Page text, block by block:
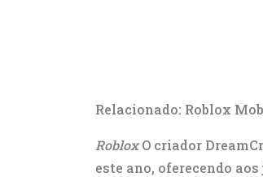
Relacionado: Roblox
RobloxO criador
este ano, oferecendo aos